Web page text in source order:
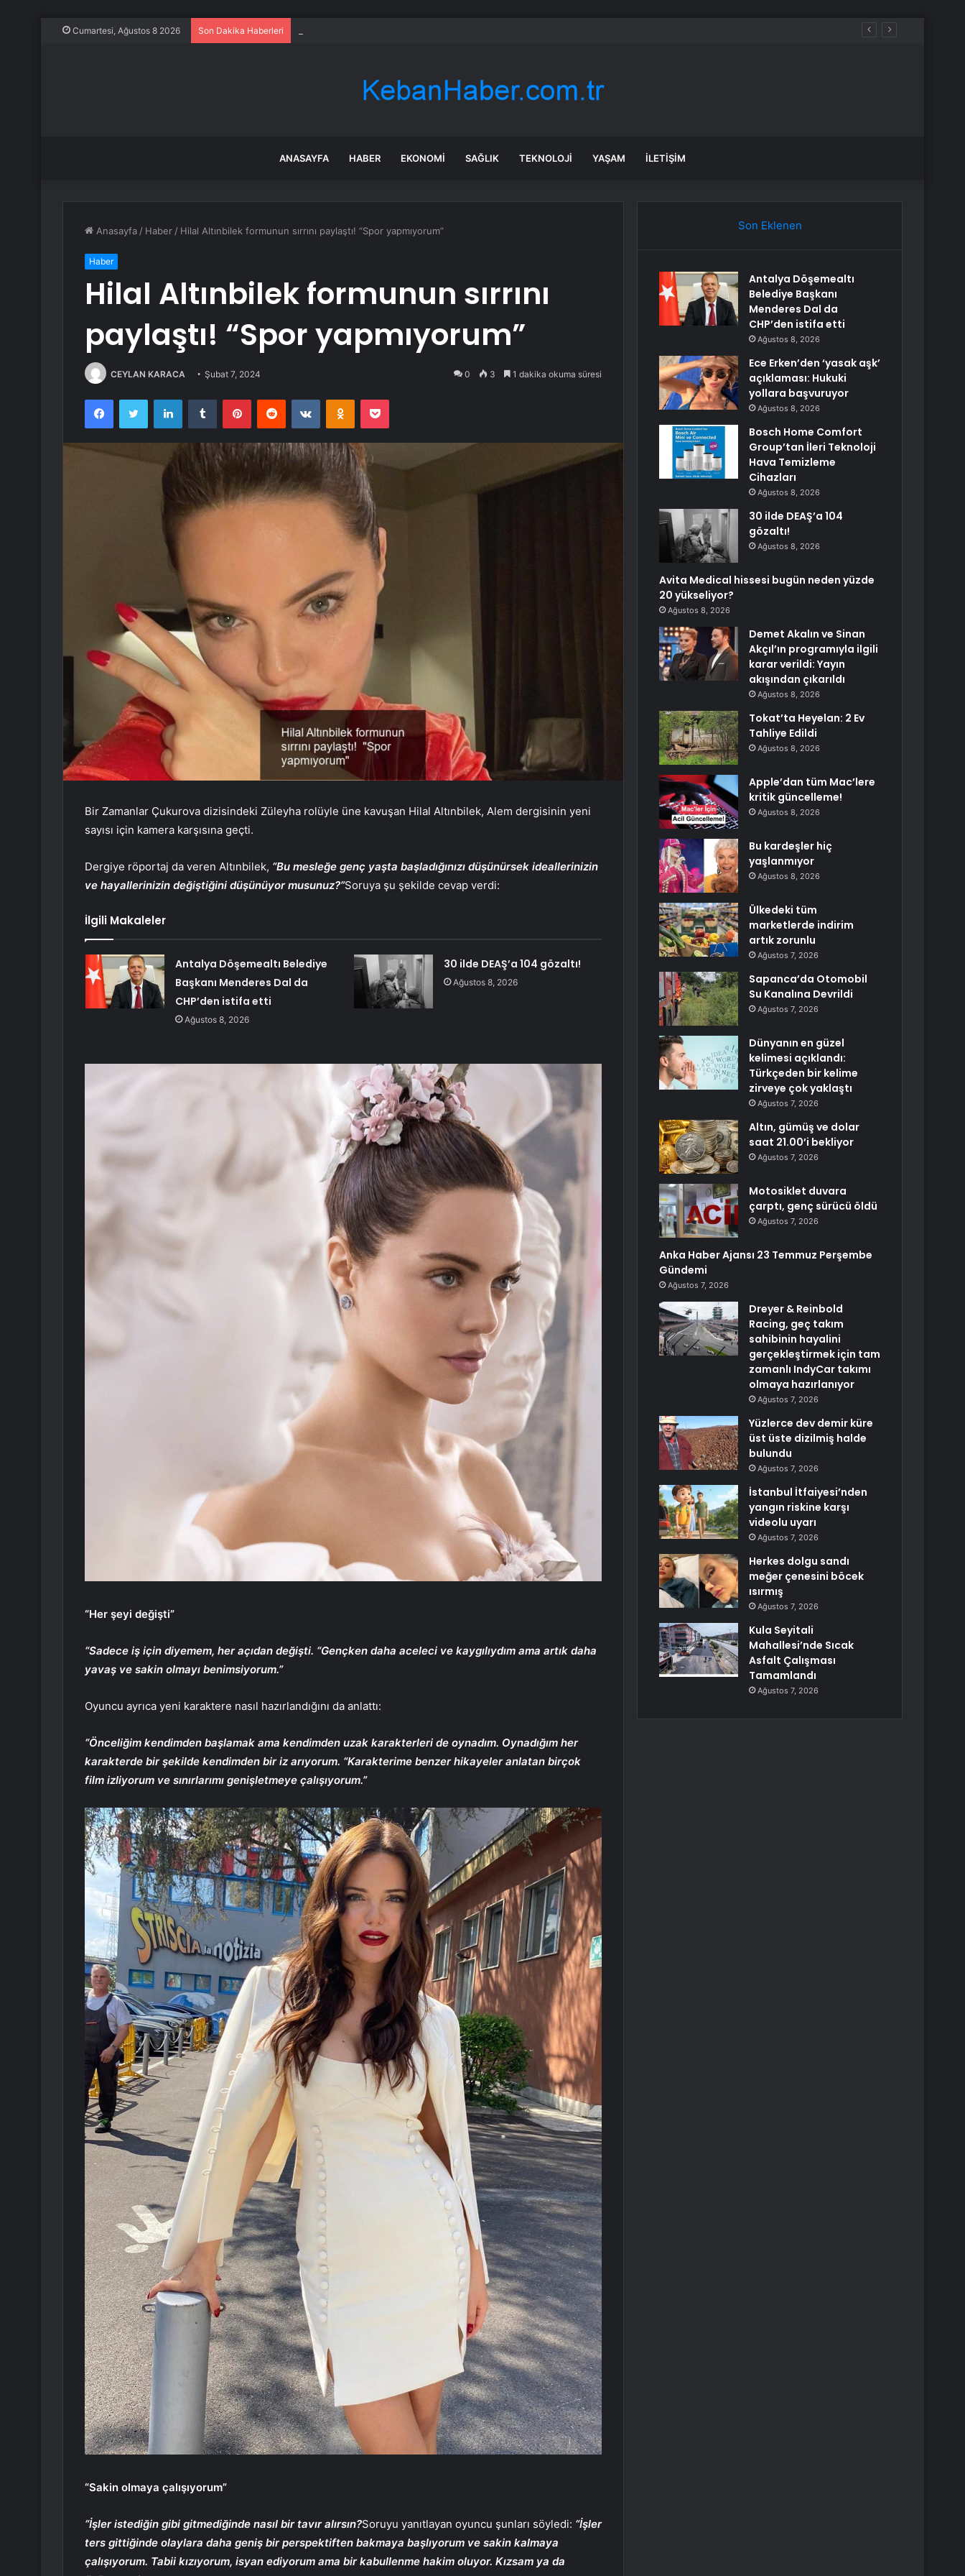
Cumartesi, Ağustos 8 2026 Son Dakika Haberleri
ANASAYFA HABER EKONOMI SAĞLIK TEKNOLOJI YAŞAM İLETIŞIM
Anasayfa / Haber / Hilal Altınbilek formunun sırrını paylaştı! “Spor yapmıyorum”
Haber
Hilal Altınbilek formunun sırrını
paylaştı! “Spor yapmıyorum”
CEYLAN KARACA Şubat 7, 2024 0 3 1 dakika okuma süresi
FacebookTwitter LinkedInTumblr PinterestReddit VKontakteOdnoklassniki
Pocket
Bir Zamanlar Çukurova dizisindeki Züleyha rolüyle üne kavuşan Hilal Altınbilek, Alem dergisinin yeni
sayısı için kamera karşısına geçti.
Dergiye röportaj da veren Altınbilek, “Bu mesleğe genç yaşta başladığınızı düşünürsek ideallerinizin
ve hayallerinizin değiştiğini düşünüyor musunuz?”Soruya şu şekilde cevap verdi:
İlgili Makaleler
Antalya Döşemealtı Belediye
Başkanı Menderes Dal da
CHP’den istifa etti
Ağustos 8, 2026
30 ilde DEAŞ’a 104 gözaltı!
Ağustos 8, 2026
“Her şeyi değişti”
“Sadece iş için diyemem, her açıdan değişti. “Gençken daha aceleci ve kaygılıydım ama artık daha
yavaş ve sakin olmayı benimsiyorum.”
Oyuncu ayrıca yeni karaktere nasıl hazırlandığını da anlattı:
“Önceliğim kendimden başlamak ama kendimden uzak karakterleri de oynadım. Oynadığım her
karakterde bir şekilde kendimden bir iz arıyorum. “Karakterime benzer hikayeler anlatan birçok
film izliyorum ve sınırlarımı genişletmeye çalışıyorum.”
“Sakin olmaya çalışıyorum”
“İşler istediğin gibi gitmediğinde nasıl bir tavır alırsın?Soruyu yanıtlayan oyuncu şunları söyledi: “İşler
ters gittiğinde olaylara daha geniş bir perspektiften bakmaya başlıyorum ve sakin kalmaya
çalışıyorum. Tabii kızıyorum, isyan ediyorum ama bir kabullenme hakim oluyor. Kızsam ya da
Son Eklenen
Antalya Döşemealtı
Belediye Başkanı
Menderes Dal da
CHP’den istifa etti
Ağustos 8, 2026
Ece Erken’den ‘yasak aşk’
açıklaması: Hukuki
yollara başvuruyor
Ağustos 8, 2026
Bosch Home Comfort
Group’tan İleri Teknoloji
Hava Temizleme
Cihazları
Ağustos 8, 2026
30 ilde DEAŞ’a 104
gözaltı!
Ağustos 8, 2026
Avita Medical hissesi bugün neden yüzde
20 yükseliyor?
Ağustos 8, 2026
Demet Akalın ve Sinan
Akçıl’ın programıyla ilgili
karar verildi: Yayın
akışından çıkarıldı
Ağustos 8, 2026
Tokat’ta Heyelan: 2 Ev
Tahliye Edildi
Ağustos 8, 2026
Apple’dan tüm Mac’lere
kritik güncelleme!
Ağustos 8, 2026
Bu kardeşler hiç
yaşlanmıyor
Ağustos 8, 2026
Ülkedeki tüm
marketlerde indirim
artık zorunlu
Ağustos 7, 2026
Sapanca’da Otomobil
Su Kanalına Devrildi
Ağustos 7, 2026
Dünyanın en güzel
kelimesi açıklandı:
Türkçeden bir kelime
zirveye çok yaklaştı
Ağustos 7, 2026
Altın, gümüş ve dolar
saat 21.00’i bekliyor
Ağustos 7, 2026
Motosiklet duvara
çarptı, genç sürücü öldü
Ağustos 7, 2026
Anka Haber Ajansı 23 Temmuz Perşembe
Gündemi
Ağustos 7, 2026
Dreyer & Reinbold
Racing, geç takım
sahibinin hayalini
gerçekleştirmek için tam
zamanlı IndyCar takımı
olmaya hazırlanıyor
Ağustos 7, 2026
Yüzlerce dev demir küre
üst üste dizilmiş halde
bulundu
Ağustos 7, 2026
İstanbul İtfaiyesi’nden
yangın riskine karşı
videolu uyarı
Ağustos 7, 2026
Herkes dolgu sandı
meğer çenesini böcek
ısırmış
Ağustos 7, 2026
Kula Seyitali
Mahallesi’nde Sıcak
Asfalt Çalışması
Tamamlandı
Ağustos 7, 2026